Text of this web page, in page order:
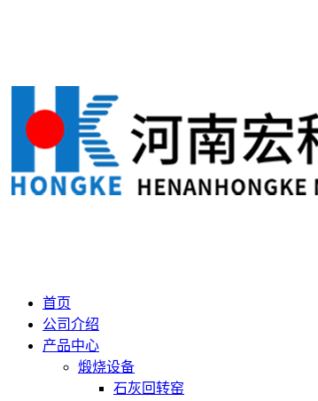
首页
公司介绍
产品中心
煅烧设备
石灰回转窑